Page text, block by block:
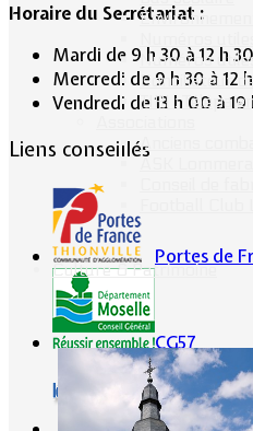
Numéros
Conciliateur
TIPI :
Anciens
ASK
Culture & Patrimoine
Horaire du Secrétariat :
Mardi de 9 h 30 à 12 h
Mercredi de 9 h 30 à 12
Vendredi de 13 h 00 à
Liens conseillés
Portes de
CG57